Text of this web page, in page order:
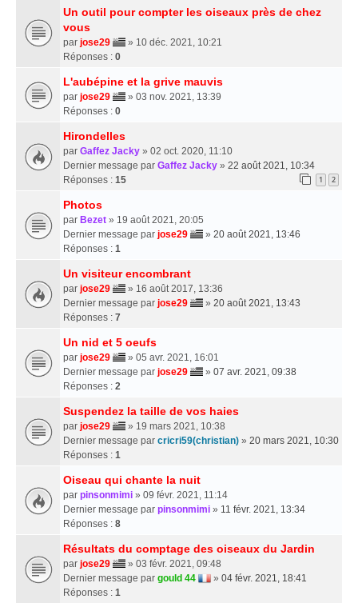
Un outil pour compter les oiseaux près de chez
vous
par jose29
» 10 déc. 2021, 10:21
Réponses : 0
L'aubépine et la grive mauvis
par jose29
» 03 nov. 2021, 13:39
Réponses : 0
Hirondelles
par Gaffez Jacky » 02 oct. 2020, 11:10
Dernier message par Gaffez Jacky » 22 août 2021, 10:34
Réponses : 15 1 2
Photos
par Bezet » 19 août 2021, 20:05
Dernier message par jose29 » 20 août 2021, 13:46
Réponses : 1
Un visiteur encombrant
par jose29
» 16 août 2017, 13:36
Dernier message par jose29 » 20 août 2021, 13:43
Réponses : 7
Un nid et 5 oeufs
par jose29
» 05 avr. 2021, 16:01
Dernier message par jose29 » 07 avr. 2021, 09:38
Réponses : 2
Suspendez la taille de vos haies
par jose29
» 19 mars 2021, 10:38
Dernier message par cricri59(christian) » 20 mars 2021, 10:30
Réponses : 1
Oiseau qui chante la nuit
par pinsonmimi » 09 févr. 2021, 11:14
Dernier message par pinsonmimi » 11 févr. 2021, 13:34
Réponses : 8
Résultats du comptage des oiseaux du Jardin
par jose29
» 03 févr. 2021, 09:48
Dernier message par gould 44 » 04 févr. 2021, 18:41
Réponses : 1